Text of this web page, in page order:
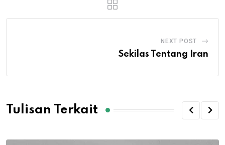
NEXT POST
Sekilas Tentang Iran
Tulisan Terkait